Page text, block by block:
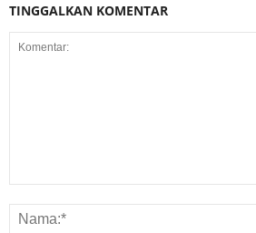
TINGGALKAN KOMENTAR